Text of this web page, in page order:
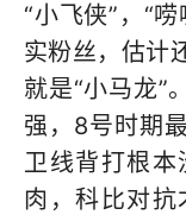
“小飞侠”，“
实粉丝，估计
就是“小马龙”
强，8号时期
卫线背打根
肉，科比对